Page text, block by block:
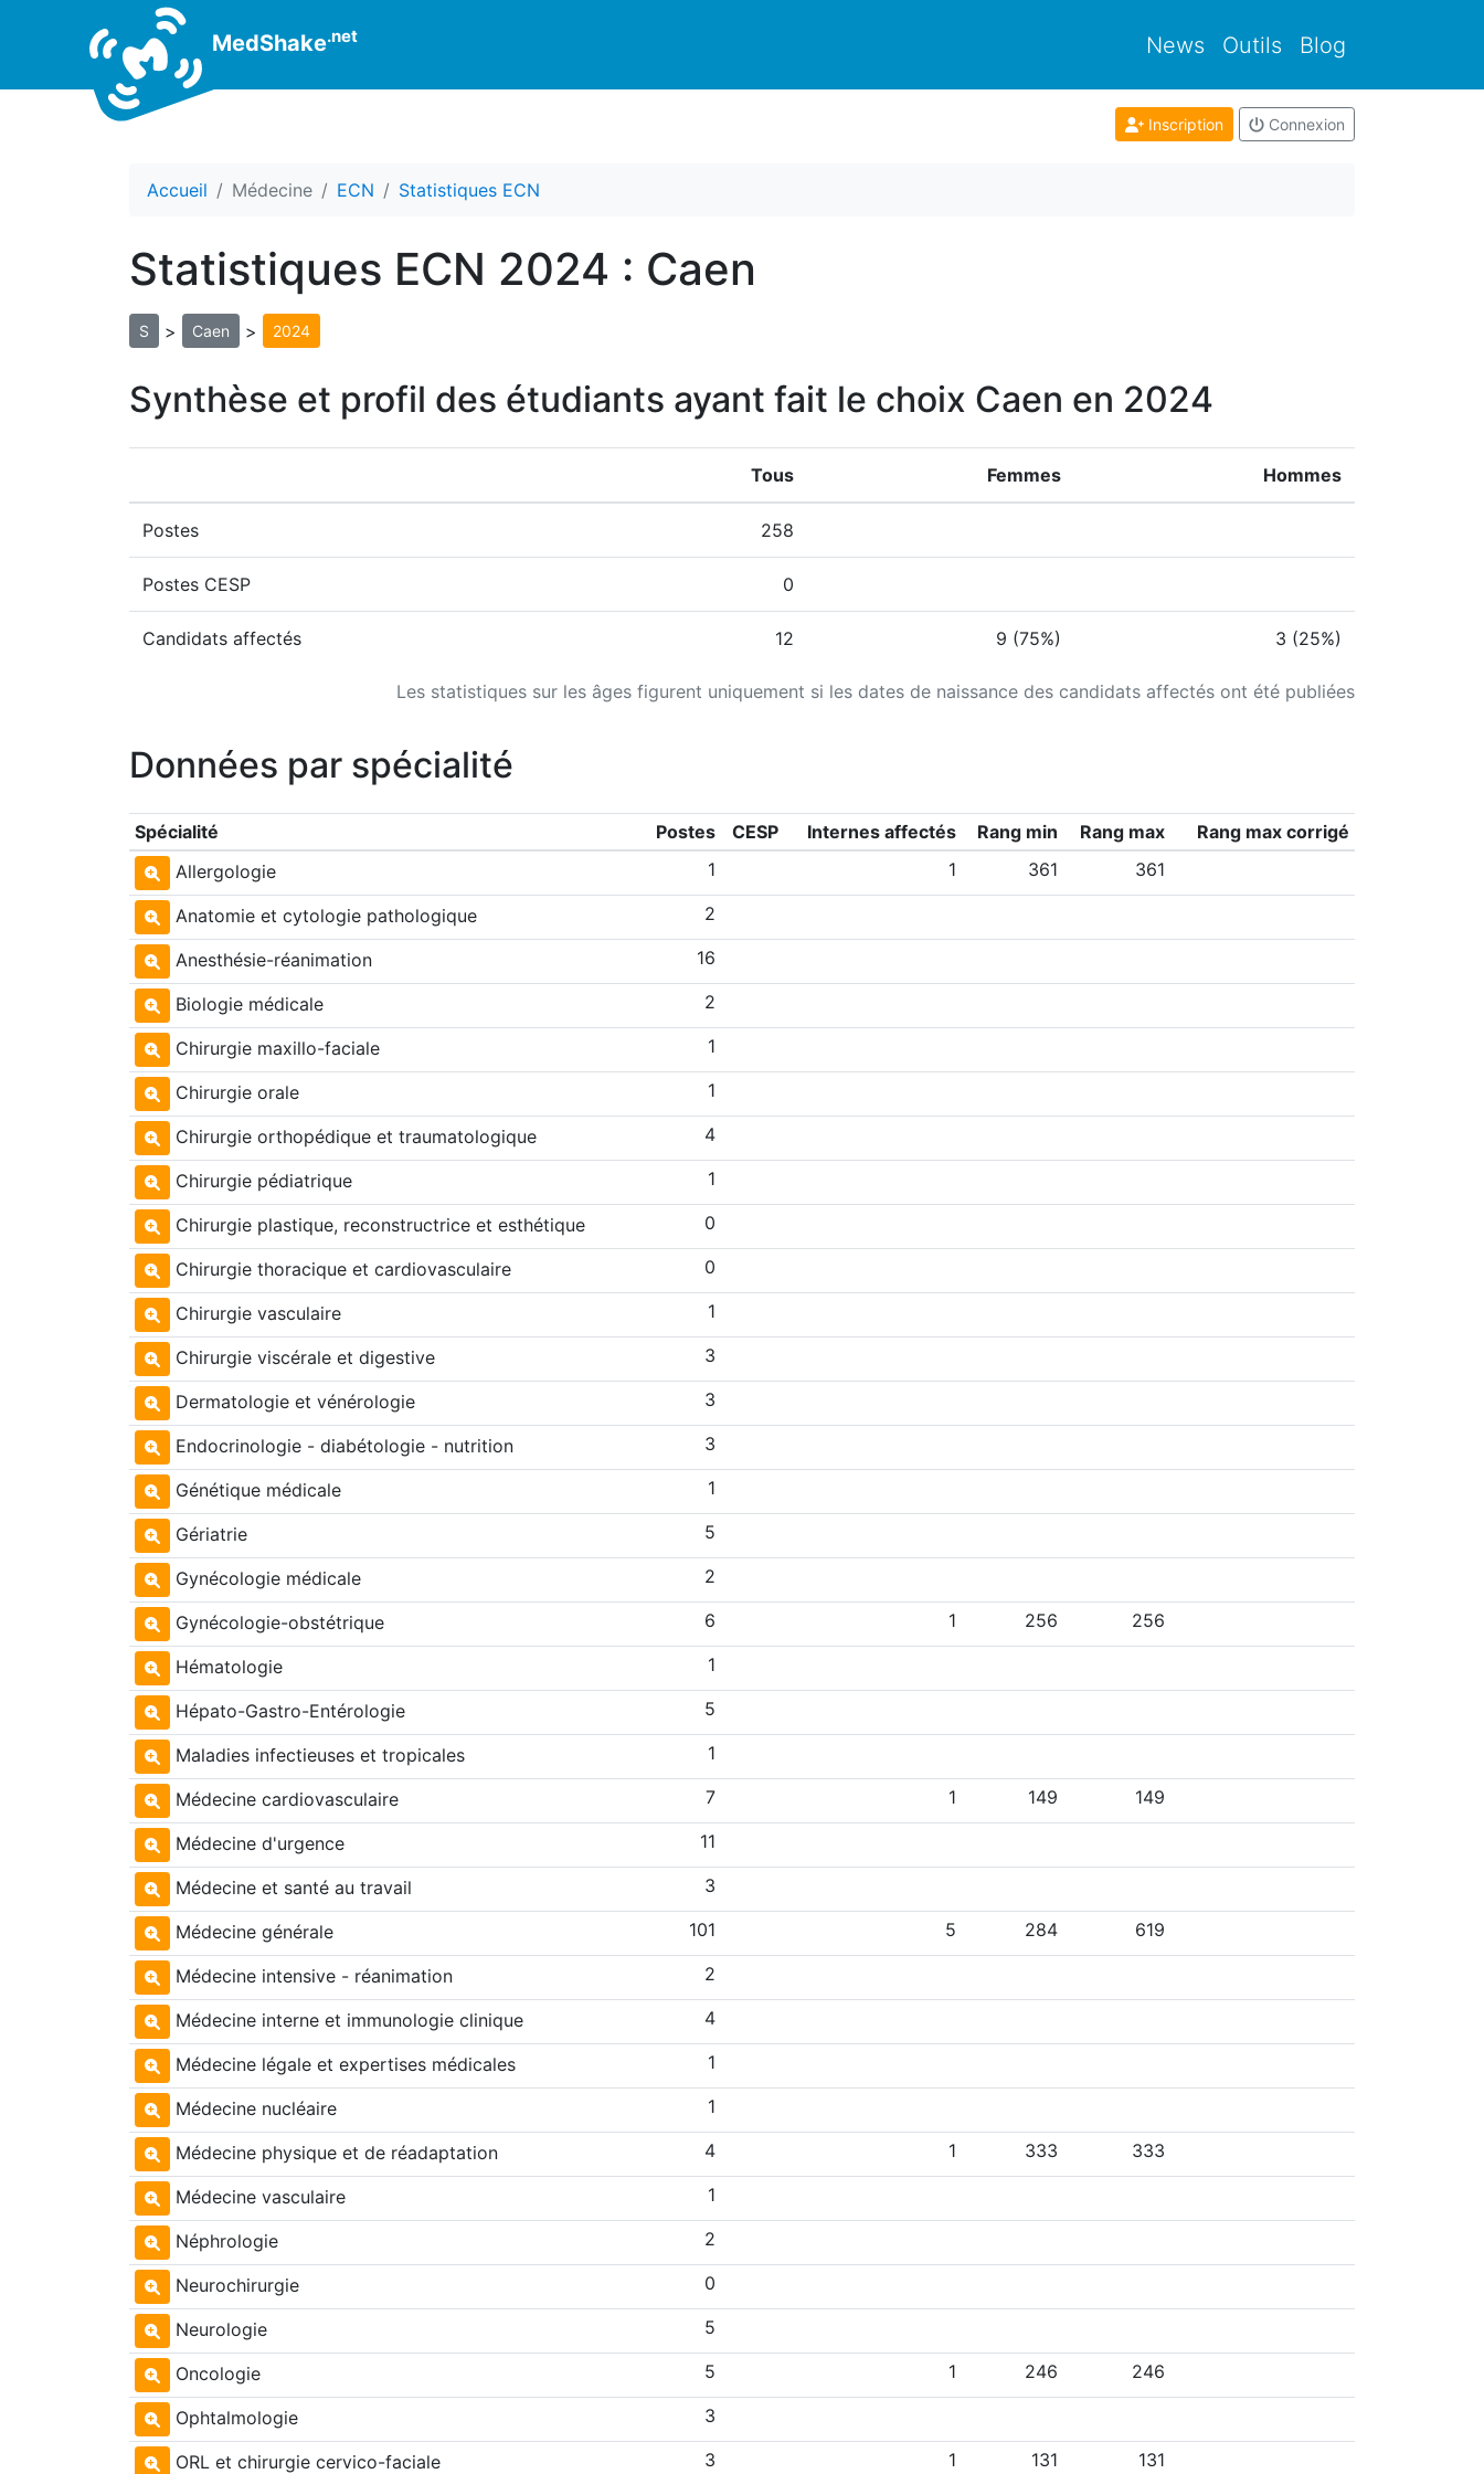
MedShake.net News Outils Blog
Inscription Connexion
Accueil Médecine ECN Statistiques ECN
Statistiques ECN 2024 : Caen
S > Caen > 2024
Synthèse et profil des étudiants ayant fait le choix Caen en 2024
Les statistiques sur les âges figurent uniquement si les dates de naissance des candidats affectés ont été publiées
Tous Femmes Hommes
Postes 258
Postes CESP 0
Candidats affectés 12 9 (75%) 3 (25%)
Données par spécialité
Spécialité Postes CESP Internes affectés Rang min Rang max
Rang max corrigé
Allergologie
1 1 361 361
Anatomie et cytologie pathologique 2
Anesthésie-réanimation 16
Biologie médicale 2
Chirurgie maxillo-faciale 1
Chirurgie orale 1
Chirurgie orthopédique et traumatologique 4
Chirurgie pédiatrique 1
Chirurgie plastique, reconstructrice et esthétique 0
Chirurgie thoracique et cardiovasculaire 0
Chirurgie vasculaire 1
Chirurgie viscérale et digestive 3
Dermatologie et vénérologie 3
Endocrinologie - diabétologie - nutrition 3
Génétique médicale 1
Gériatrie 5
Gynécologie médicale 2
Gynécologie-obstétrique 6 1 256 256
Hématologie 1
Hépato-Gastro-Entérologie 5
Maladies infectieuses et tropicales 1
Médecine cardiovasculaire 7 1 149 149
Médecine d'urgence 11
Médecine et santé au travail 3
Médecine générale 101 5 284 619
Médecine intensive - réanimation 2
Médecine interne et immunologie clinique 4
Médecine légale et expertises médicales 1
Médecine nucléaire 1
Médecine physique et de réadaptation 4 1 333 333
Médecine vasculaire 1
Néphrologie 2
Neurochirurgie 0
Neurologie 5
Oncologie 5 1 246 246
Ophtalmologie 3
ORL et chirurgie cervico-faciale 3 1 131 131